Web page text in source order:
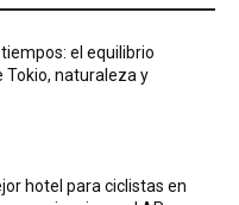
el equilibrio
naturaleza y
hotel para ciclistas en